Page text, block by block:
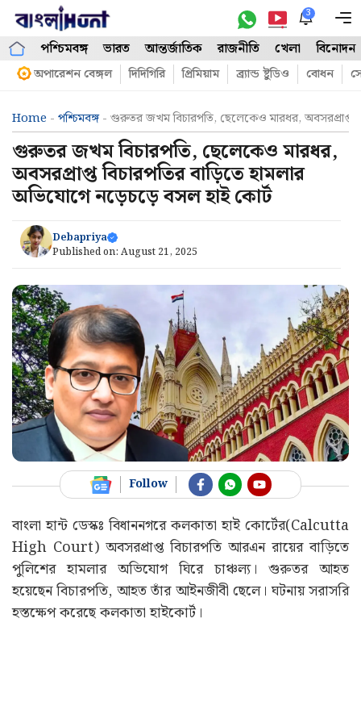
Skip
content
3
পশ্চিমবঙ্গ ভারত আন্তর্জাতিক রাজনীতি খেলা বিনোদন
অপারেশন বেঙ্গল দিদিগিরি প্রিমিয়াম ব্র্যান্ড ষ্টুডিও বোধন
Home - পশ্চিমবঙ্গ- গুরুতর জখম বিচারপতি, ছেলেকেও মারধর, অবসরপ্রাপ্ত
গুরুতর জখম বিচারপতি, ছেলেকেও মারধর,
অবসরপ্রাপ্ত বিচারপতির বাড়িতে হামলার
অভিযোগে নড়েচড়ে বসল হাই কোর্ট
Debapriya
Published on: August 21, 2025
Follow
বাংলা হান্ট ডেস্কঃ বিধাননগরে কলকাতা হাই কোর্টের(Calcutta
High Court) অবসরপ্রাপ্ত বিচারপতি আরএন রায়ের বাড়িতে
পুলিশের হামলার অভিযোগ ঘিরে চাঞ্চল্য। গুরুতর আহত
হয়েছেন বিচারপতি, আহত তাঁর আইনজীবী ছেলে। ঘটনায় সরাসরি
হস্তক্ষেপ করেছে কলকাতা হাইকোর্ট।